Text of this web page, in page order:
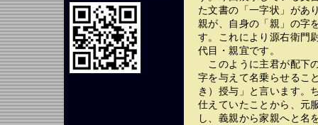
た文書の「一字状」があ
親が、自身の「親」の字
す。これにより源右衛門
代目・親宜です。
このように主君が配下
字を与えて名乗らせるこ
き）授与」と言います。
仕えていたことから、元
し、義親から家親へと名